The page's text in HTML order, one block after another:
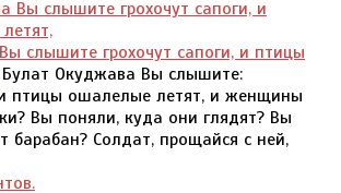
слышите грохочут сапоги, и птицы
Булат Окуджава Вы слышите:
и птицы ошалелые летят, и женщины
Вы поняли, куда они глядят? Вы
барабан? Солдат, прощайся с ней,